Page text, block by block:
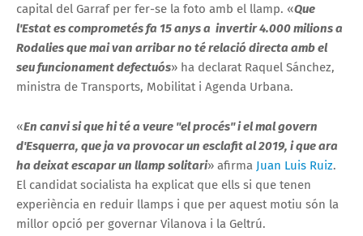
capital del Garraf per fer-se la foto amb el llamp. «Que
l'Estat es comprometés fa 15 anys a invertir 4.000 milions a
Rodalies que mai van arribar no té relació directa amb el
seu funcionament defectuós» ha declarat Raquel Sánchez,
ministra de Transports, Mobilitat i Agenda Urbana.
«En canvi si que hi té a veure "el procés" i el mal govern
d'Esquerra, que ja va provocar un esclafit al 2019, i que ara
ha deixat escapar un llamp solitari» afirma Juan Luis Ruiz.
El candidat socialista ha explicat que ells si que tenen
experiència en reduir llamps i que per aquest motiu són la
millor opció per governar Vilanova i la Geltrú.